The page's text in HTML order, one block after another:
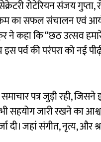
रोटेरियन संजय गुप्ता,
का सफल संचालन एवं
ने कहा कि “छठ उत्सव
पर्व की परंपरा को नई
समाचार पत्र जुड़ी रही,
सहयोग जारी रखने का
जहां संगीत, नृत्य, और